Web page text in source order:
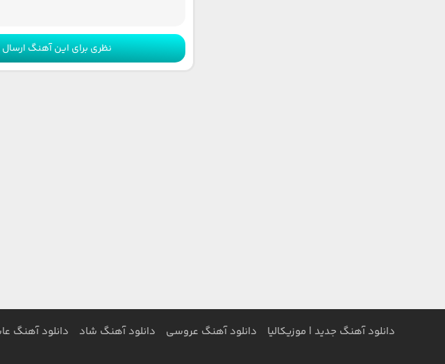
نظری برای این آهنگ
دانلود آهنگ جدید | موزیکالیا دانلود آهنگ عروسی دانلود آهنگ شاد دانلود آهنگ